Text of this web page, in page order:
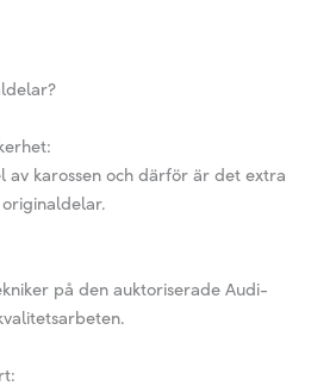
av karossen och därför är det extra
på den auktoriserade Audi-